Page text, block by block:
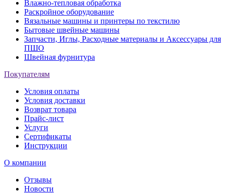
Влажно-тепловая обработка
Раскройное оборудование
Вязальные машины и принтеры по текстилю
Бытовые швейные машины
Запчасти, Иглы, Расходные материалы и Аксессуары для
ПШО
Швейная фурнитура
Покупателям
Условия оплаты
Условия доставки
Возврат товара
Прайс-лист
Услуги
Сертификаты
Инструкции
О компании
Отзывы
Новости